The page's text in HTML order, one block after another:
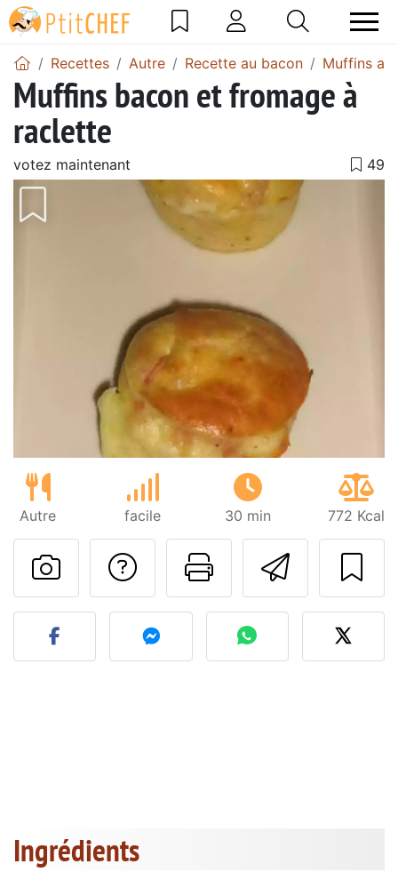
Recettes Autre Recette au bacon Muffins au
Muffins bacon et fromage à
raclette
votez maintenant
Autre facile 30 min 772 Kcal
Imprimer
Poser une
Publier votre photo de
Ingrédients